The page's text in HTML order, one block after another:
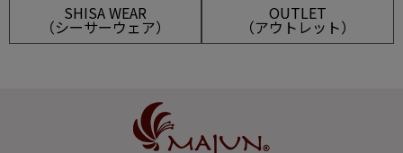
SHISA WEAR
（シーサーウェア）
OUTLET
（アウトレット）